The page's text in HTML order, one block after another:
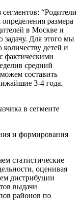
“Родители
размера
в Москве и
задачу. Для этого мы
детей и
фактическими
средний
составить
3-4 года.
в сегменте
и формирования
статистические
оценивая
дистрибуции
выдачи
районов по